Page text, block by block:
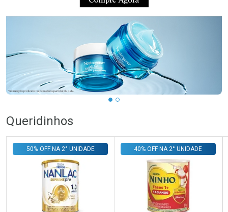
Queridinhos
50% OFF NA 2° UNIDADE 40% OFF NA 2° UNIDADE